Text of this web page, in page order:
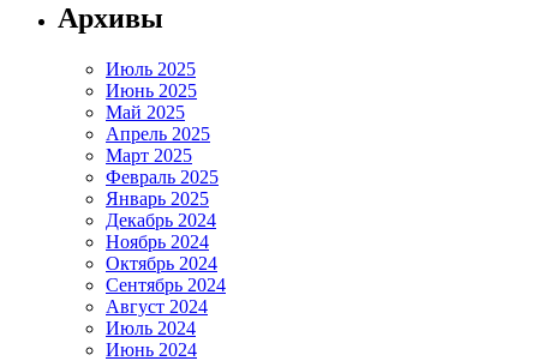
Архивы
Июль 2025
Июнь 2025
Май 2025
Апрель 2025
Март 2025
Февраль 2025
Январь 2025
Декабрь 2024
Ноябрь 2024
Октябрь 2024
Сентябрь 2024
Август 2024
Июль 2024
Июнь 2024